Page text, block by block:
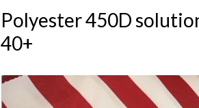
Polyester 450D
40+